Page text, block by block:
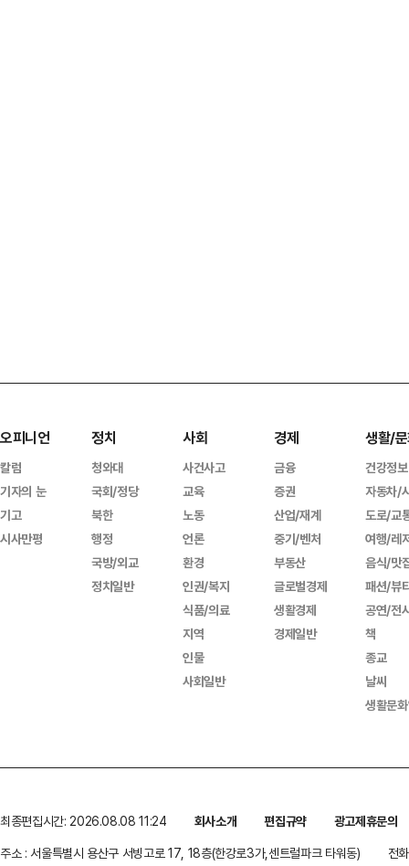
오피니언
칼럼
기자의 눈
기고
시사만평
정치
청와대
국회/정당
북한
행정
국방/외교
정치일반
사회
사건사고
교육
노동
언론
환경
인권/복지
식품/의료
지역
인물
사회일반
경제
금융
증권
산업/재계
중기/벤처
부동산
글로벌경제
생활경제
경제일반
생활/
건강정보
자동차/
도로/교
여행/레
음식/맛
패션/뷰
공연/전
책
종교
날씨
생활문
최종편집시간: 2026.08.08 11:24 회사소개 편집규약
광고제휴문의
주소 : 서울특별시 용산구 서빙고로 17, 18층(한강로3가,센트럴파크 타워동)
전